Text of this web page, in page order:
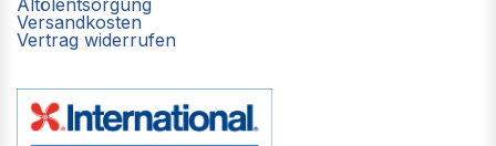
Versandkosten
Vertrag widerrufen